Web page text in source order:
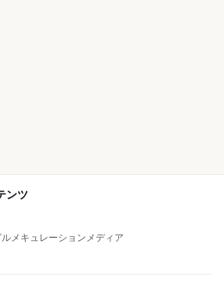
ンツ
ルメキュレーションメディア